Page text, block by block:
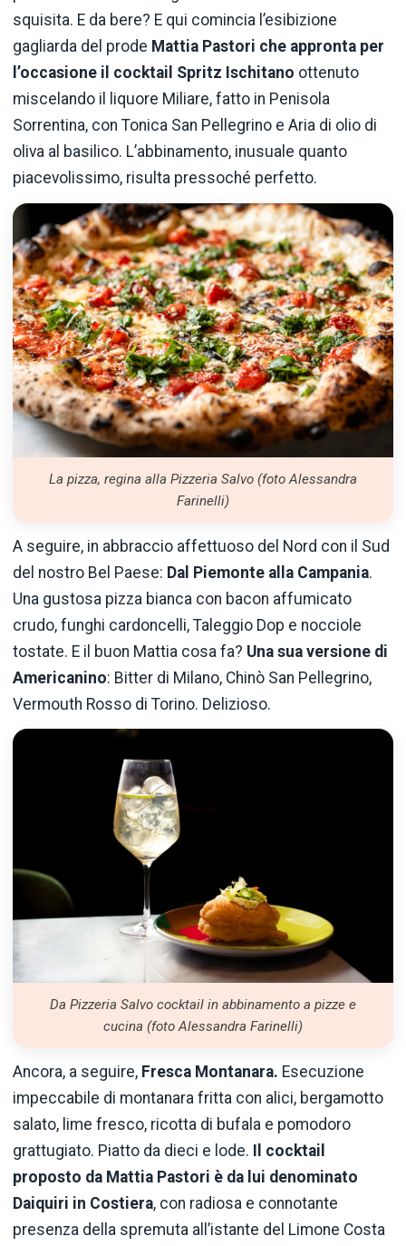
squisita. E da bere? E qui comincia l’esibizione
gagliarda del prode Mattia Pastori che appronta per
l’occasione il cocktail Spritz Ischitano ottenuto
miscelando il liquore Miliare, fatto in Penisola
Sorrentina, con Tonica San Pellegrino e Aria di olio di
oliva al basilico. L’abbinamento, inusuale quanto
piacevolissimo, risulta pressoché perfetto.
La pizza, regina alla Pizzeria Salvo (foto Alessandra
Farinelli)
A seguire, in abbraccio affettuoso del Nord con il Sud
del nostro Bel Paese: Dal Piemonte alla Campania.
Una gustosa pizza bianca con bacon affumicato
crudo, funghi cardoncelli, Taleggio Dop e nocciole
tostate. E il buon Mattia cosa fa? Una sua versione di
Americanino: Bitter di Milano, Chinò San Pellegrino,
Vermouth Rosso di Torino. Delizioso.
Da Pizzeria Salvo cocktail in abbinamento a pizze e
cucina (foto Alessandra Farinelli)
Ancora, a seguire, Fresca Montanara. Esecuzione
impeccabile di montanara fritta con alici, bergamotto
salato, lime fresco, ricotta di bufala e pomodoro
grattugiato. Piatto da dieci e lode.
Il cocktail
proposto da Mattia Pastori è da lui denominato
Daiquiri in Costiera, con radiosa e connotante
presenza della spremuta all’istante del Limone Costa